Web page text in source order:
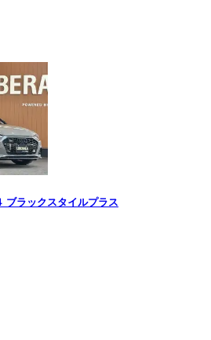
ブラックスタイルプラス